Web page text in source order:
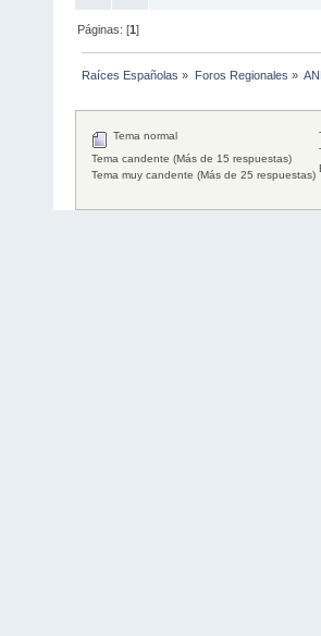
Páginas: [1]
Raíces Españolas » Foros Regionales »
Tema normal
Tema candente (Más de 15 respuestas)
Tema muy candente (Más de 25 respuestas)